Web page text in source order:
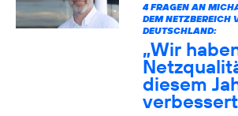
4 FRAGEN AN
DEM NETZBEREICH
DEUTSCHLAND:
„Wir
diesem